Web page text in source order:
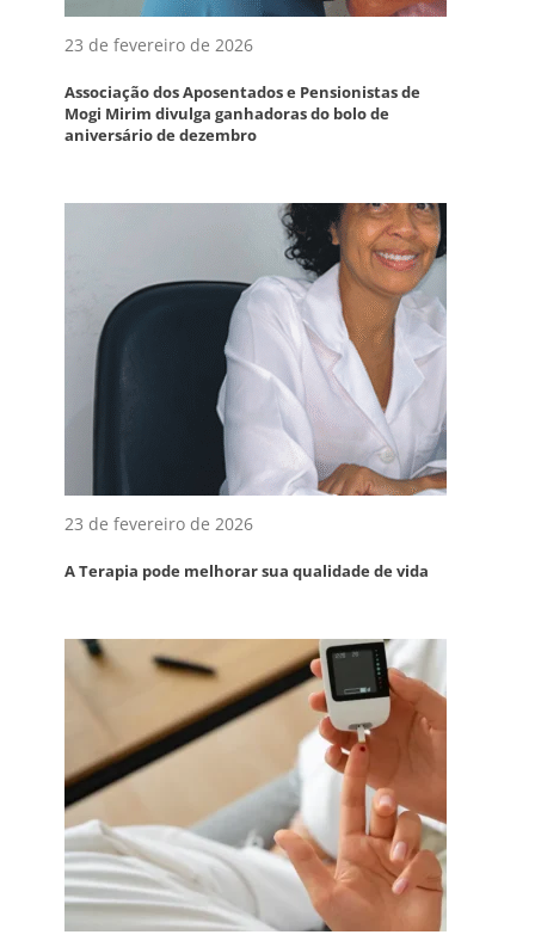
23 de fevereiro de 2026
Associação dos Aposentados e Pensionistas de
Mogi Mirim divulga ganhadoras do bolo de
aniversário de dezembro
23 de fevereiro de 2026
A Terapia pode melhorar sua qualidade de vida